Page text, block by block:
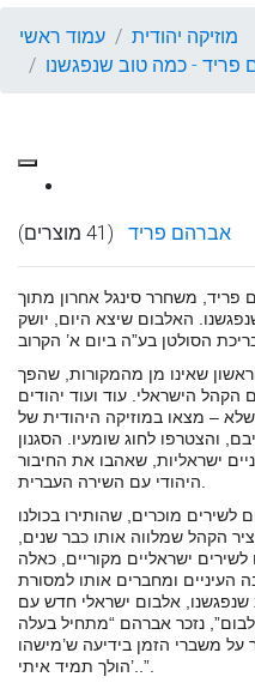
עמוד ראשי
מוזיקה יהודית
פריד - כמה טוב שנפגשנו
אברהם פריד (41 מוצרים)
פריד, משחרר סינגל אחרון מתוך
האלבום שיצא היום, יושק
שאינו מן מהמקורות, שהפך
הישראלי. עוד ועוד יהודים
– מצאו במוזיקה היהודית של
והצטרפו לחוג שומעיו. הסגנון
ישראליות, שאהבו את החיבור
לשירים מוכרים, שהותירו בכולנו
הקהל שמלווה אותו כבר שנים,
ישראליים מקוריים, כאלה
העיניים ומחברים אותו למסורת
אלבום ישראלי חדש עם
נזכר אברהם “מתחיל בעלה
משברי הזמן בידיעה ש’מישהו
הולך תמיד איתי’..”.